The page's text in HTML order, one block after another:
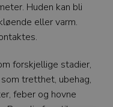
Huden kan bli
eller varm.
forskjellige stadier,
tretthet, ubehag,
feber og hovne